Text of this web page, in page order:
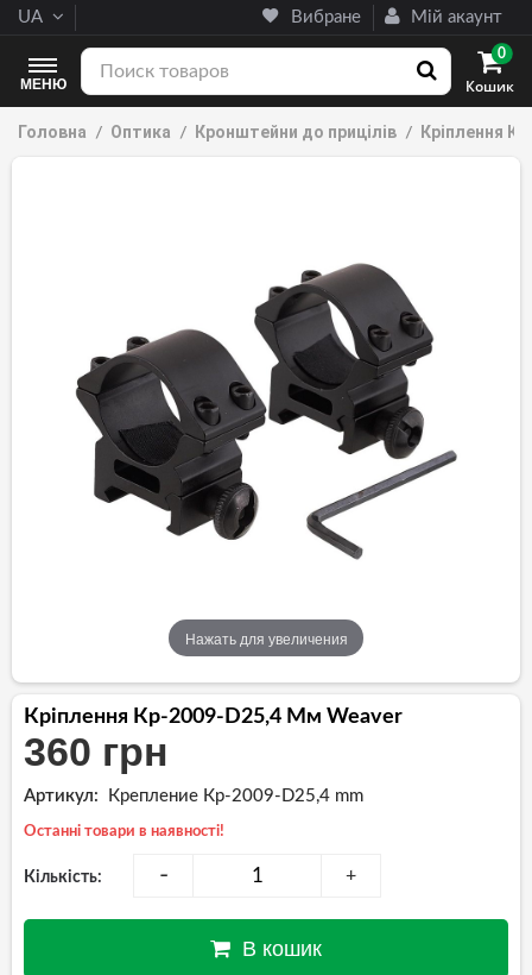
Вибране Мій акаунт
UA
Кошик
0
МЕНЮ
Головна Оптика Кронштейни до прицілів Кріплення
Нажать для увеличения
Кріплення Кр-2009-D25,4 Мм Weaver
360 грн
Артикул: Крепление Кр-2009-D25,4 mm
Останні товари в наявності!
Кількість: - +
В кошик